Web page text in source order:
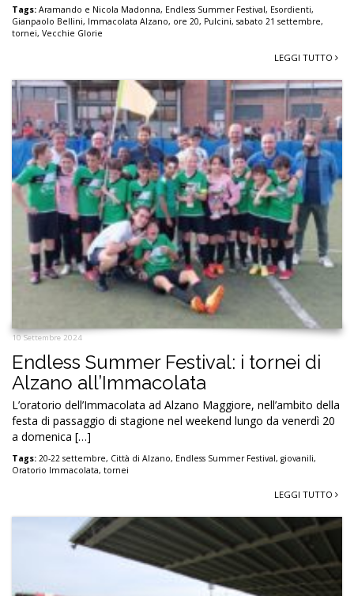
Tags: Aramando e Nicola Madonna, Endless Summer Festival, Esordienti,
Gianpaolo Bellini, Immacolata Alzano, ore 20, Pulcini, sabato 21 settembre,
tornei, Vecchie Glorie
LEGGI TUTTO
10 Settembre 2024
Endless Summer Festival: i tornei di
Alzano all’Immacolata
L’oratorio dell’Immacolata ad Alzano Maggiore, nell’ambito della
festa di passaggio di stagione nel weekend lungo da venerdì 20
a domenica […]
Tags: 20-22 settembre, Città di Alzano, Endless Summer Festival, giovanili,
Oratorio Immacolata, tornei
LEGGI TUTTO